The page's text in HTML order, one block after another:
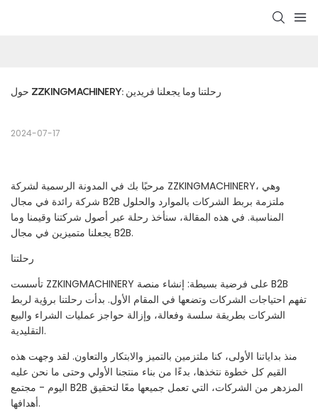
حول ZZKINGMACHINERY: رحلتنا وما يجعلنا فريدين
2024-07-17
مرحبًا بك في المدونة الرسمية لشركة ZZKINGMACHINERY، وهي
شركة رائدة في مجال B2B ملتزمة بربط الشركات بالموارد والحلول
المناسبة. في هذه المقالة، سنأخذ رحلة عبر أصول شركتنا وقيمنا وما
يجعلنا متميزين في مجال B2B.
رحلتنا
تأسست ZZKINGMACHINERY على فرضية بسيطة: إنشاء منصة B2B
تفهم احتياجات الشركات وتضعها في المقام الأول. بدأت رحلتنا برؤية لربط
الشركات بطريقة سلسة وفعالة، وإزالة حواجز عمليات الشراء والبيع
التقليدية.
منذ بداياتنا الأولى، كنا ملتزمين بالتميز والابتكار والتعاون. لقد وجهت هذه
القيم كل خطوة نتخذها، بدءًا من بناء منتجنا الأولي وحتى ما نحن عليه
اليوم - مجتمع B2B المزدهر من الشركات، التي تعمل جميعها معًا لتحقيق
أهدافها.